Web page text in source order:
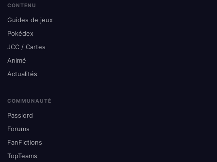
CONTENU
Guides de jeux
Pokédex
JCC / Cartes
Animé
Actualités
COMMUNAUTÉ
Passlord
Forums
FanFictions
TopTeams